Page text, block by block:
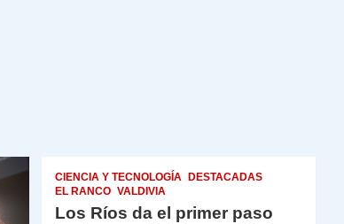
CIENCIA Y TECNOLOGÍA
DESTACADAS
EL RANCO VALDIVIA
Los Ríos da el primer paso